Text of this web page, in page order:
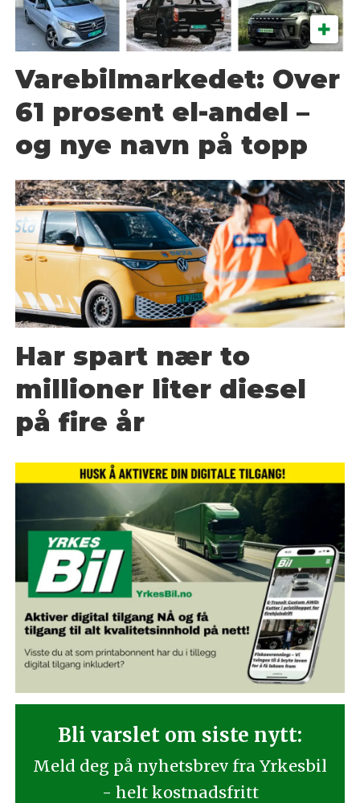
Varebilmarkedet: Over
61 prosent el-andel –
og nye navn på topp
Har spart nær to
millioner liter diesel
på fire år
Bli varslet om siste nytt:
Meld deg på nyhetsbrev fra Yrkesbil
- helt kostnadsfritt